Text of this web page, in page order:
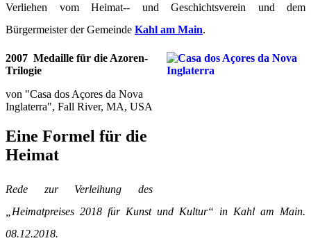
Verliehen vom Heimat-- und Geschichtsverein und dem
Bürgermeister der Gemeinde Kahl am Main.
2007 Medaille für die Azoren-
Trilogie
von "Casa dos Açores da Nova
Inglaterra", Fall River, MA, USA
Eine Formel für die
Heimat
Rede zur Verleihung des
„Heimatpreises 2018 für Kunst und Kultur“ in Kahl am Main.
08.12.2018.